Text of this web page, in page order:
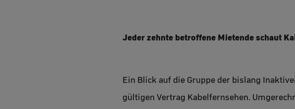
Jeder zehnte betroffene Mietende schaut
Ein Blick auf die Gruppe der bislang
gültigen Vertrag Kabelfernsehen.